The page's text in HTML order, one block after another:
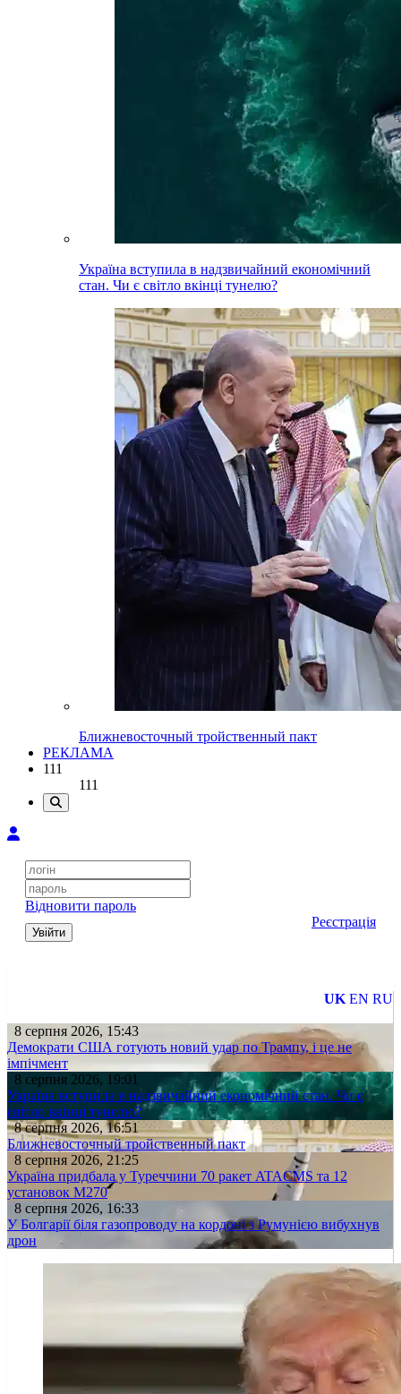
Україна вступила в надзвичайний економічний
стан. Чи є світло вкінці тунелю?
Ближневосточный тройственный пакт
РЕКЛАМА
111
111
Відновити пароль
Увійти
Реєстрація
UK EN RU
8 серпня 2026, 15:43
Демократи США готують новий удар по Трампу, і це не
імпічмент
8 серпня 2026, 19:01
Україна вступила в надзвичайний економічний стан. Чи є
світло вкінці тунелю?
8 серпня 2026, 16:51
Ближневосточный тройственный пакт
8 серпня 2026, 21:25
Україна придбала у Туреччини 70 ракет ATACMS та 12
установок M270
8 серпня 2026, 16:33
У Болгарії біля газопроводу на кордоні з Румунією вибухнув
дрон